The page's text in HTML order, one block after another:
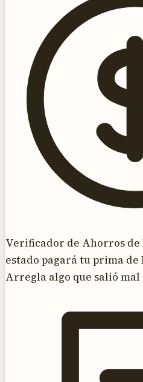
Verificador de Ahorros de
estado pagará tu prima
Arregla algo que salió mal